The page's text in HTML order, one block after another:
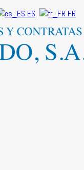
ES FR